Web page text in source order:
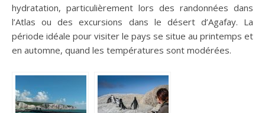
hydratation, particulièrement lors des randonnées dans
l’Atlas ou des excursions dans le désert d’Agafay. La
période idéale pour visiter le pays se situe au printemps et
en automne, quand les températures sont modérées.